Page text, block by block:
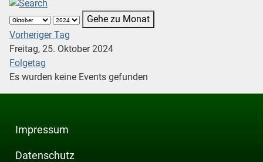
Gehe zu Monat
Vorheriger Tag
Freitag, 25. Oktober 2024
Folgetag
Es wurden keine Events gefunden
Impressum
Datenschutz